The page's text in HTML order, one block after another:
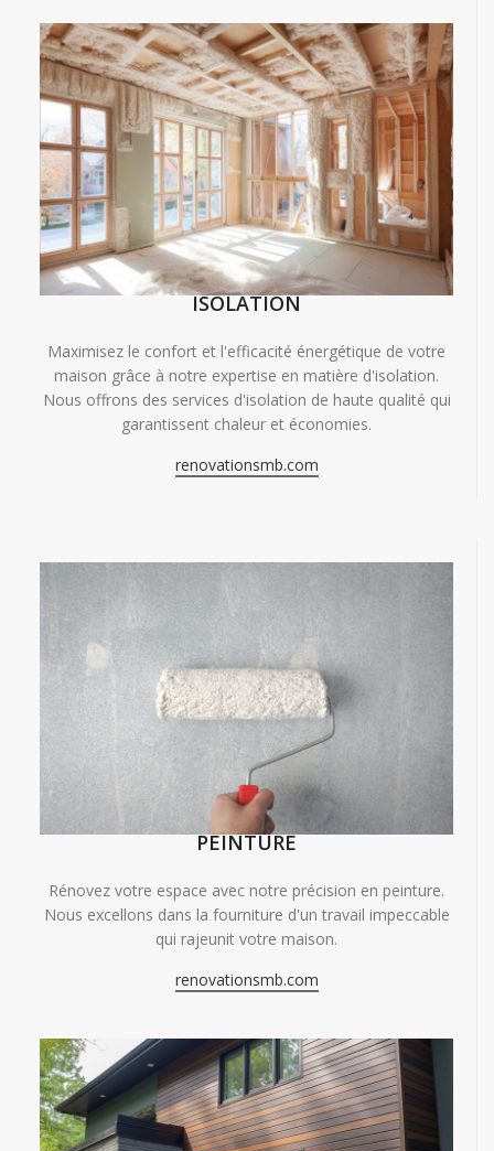
ISOLATION
Maximisez le confort et l'efficacité énergétique de votre
maison grâce à notre expertise en matière d'isolation.
Nous offrons des services d'isolation de haute qualité qui
garantissent chaleur et économies.
renovationsmb.com
PEINTURE
Rénovez votre espace avec notre précision en peinture.
Nous excellons dans la fourniture d'un travail impeccable
qui rajeunit votre maison.
renovationsmb.com